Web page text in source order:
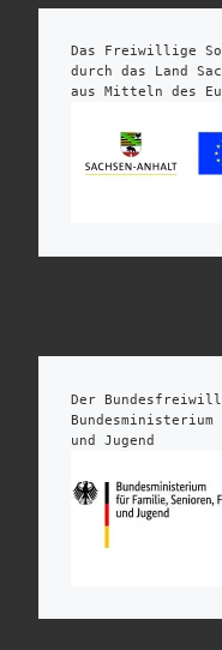
Das Freiwillige
durch das Land
aus Mitteln des
Der
und Jugend